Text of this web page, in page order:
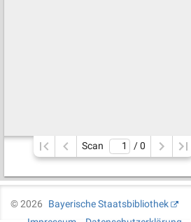
Scan / 0
©2026
Bayerische Staatsbibliothek